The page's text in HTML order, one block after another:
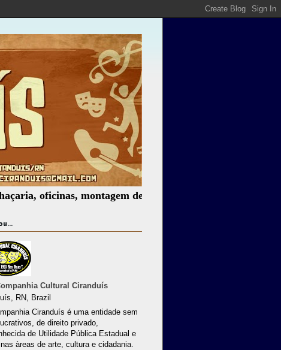
montagem de espetáculos, assessoria cultural,
Cultural Ciranduís
RN, Brazil
Ciranduís é uma entidade sem
de direito privado,
de Utilidade Pública Estadual e
àreas de arte, cultura e cidadania.